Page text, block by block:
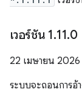
เวอร์ชัน 1.11.0
22 เมษายน 2026
ระบบจะถอนการอ้